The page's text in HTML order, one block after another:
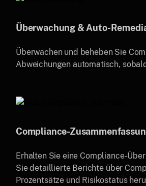
Überwachung & Auto-
Überwachen und beheben Sie
Abweichungen automatisch,
Compliance-
Erhalten Sie eine Compliance-
Sie detaillierte Berichte über
Prozentsätze und Risikostatus